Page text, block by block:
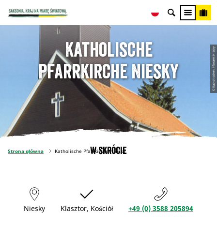
© Katholischen Pfarramt Niesky
Katholische
Pfarrkirche Niesky
Strona główna Katholische Pfarrkirche Niesky
W skrócie
Niesky Klasztor, Kościół +49 (0) 3588 205894